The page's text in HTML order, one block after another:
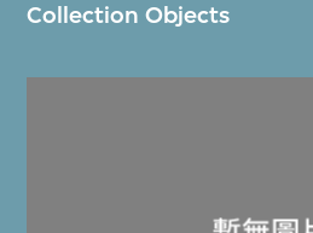
Collection Objects